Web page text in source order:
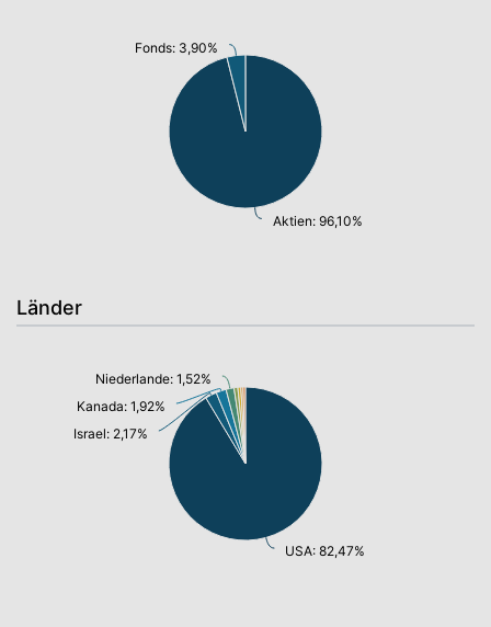
Aktien: 96,10%
Fonds: 3,90%
Länder
USA: 82,47%
Israel: 2,17%
Kanada: 1,92%
Niederlande: 1,52%